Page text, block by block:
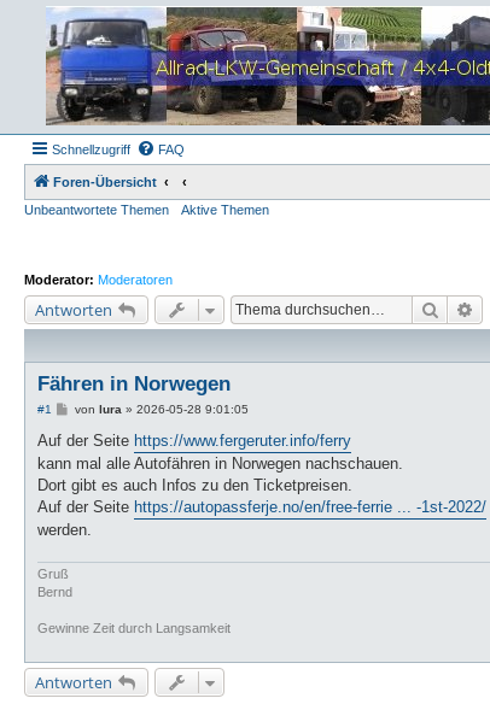
Schnellzugriff FAQ
Foren-Übersicht
Unbeantwortete Themen
Aktive Themen
Moderator: Moderatoren
Antworten Suche
Fähren in Norwegen
#1
B
i
r
a
g
von lura » 2026-05-28 9:01:05
Auf der Seite https://www.fergeruter.info/ferry
kann mal alle Autofähren in Norwegen nachschauen.
Dort gibt es auch Infos zu den Ticketpreisen.
Auf der Seite https://autopassferje.no/en/free-ferrie ... -1st-2022/
werden.
Gruß
Bernd
Gewinne Zeit durch Langsamkeit
Antworten